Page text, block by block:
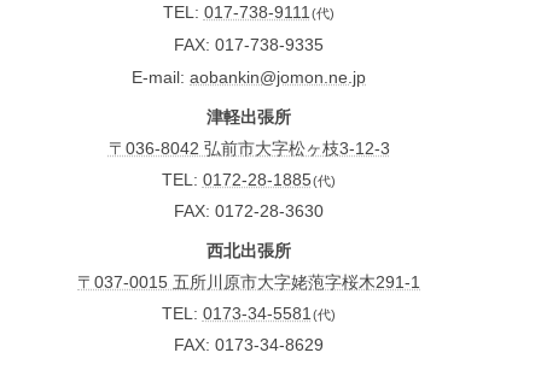
TEL
017-738-9111 (代)
FAX 017-738-9335
E-mail aobankin@jomon.ne.jp
津軽出張所
〒036-8042 弘前市大字松ヶ枝3-12-3
TEL: 0172-28-1885(代)
FAX: 0172-28-3630
西北出張所
〒037-0015 五所川原市大字姥萢字桜木291-1
TEL: 0173-34-5581 (代)
FAX: 0173-34-8629